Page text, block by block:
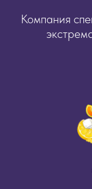
Компания